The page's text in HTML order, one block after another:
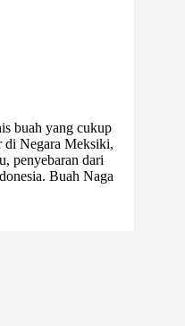
buah yang cukup
di Negara Meksiki,
penyebaran dari
Buah Naga